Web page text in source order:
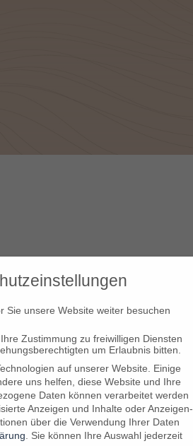
Sie unsere Website weiter besuchen
Zustimmung zu freiwilligen Diensten
um Erlaubnis bitten.
auf unserer Website. Einige
uns helfen, diese Website und Ihre
Daten können verarbeitet werden
Anzeigen und Inhalte oder Anzeigen-
über die Verwendung Ihrer Daten
Sie können Ihre Auswahl jederzeit